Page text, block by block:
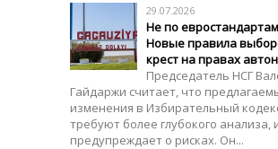
29.07.2026
Не по
Новые правила
крест на правах
Председатель НСГ
Гайдаржи считает, что
изменения в Избирательный
требуют более глубокого анализа,
предупреждает о рисках. Он...